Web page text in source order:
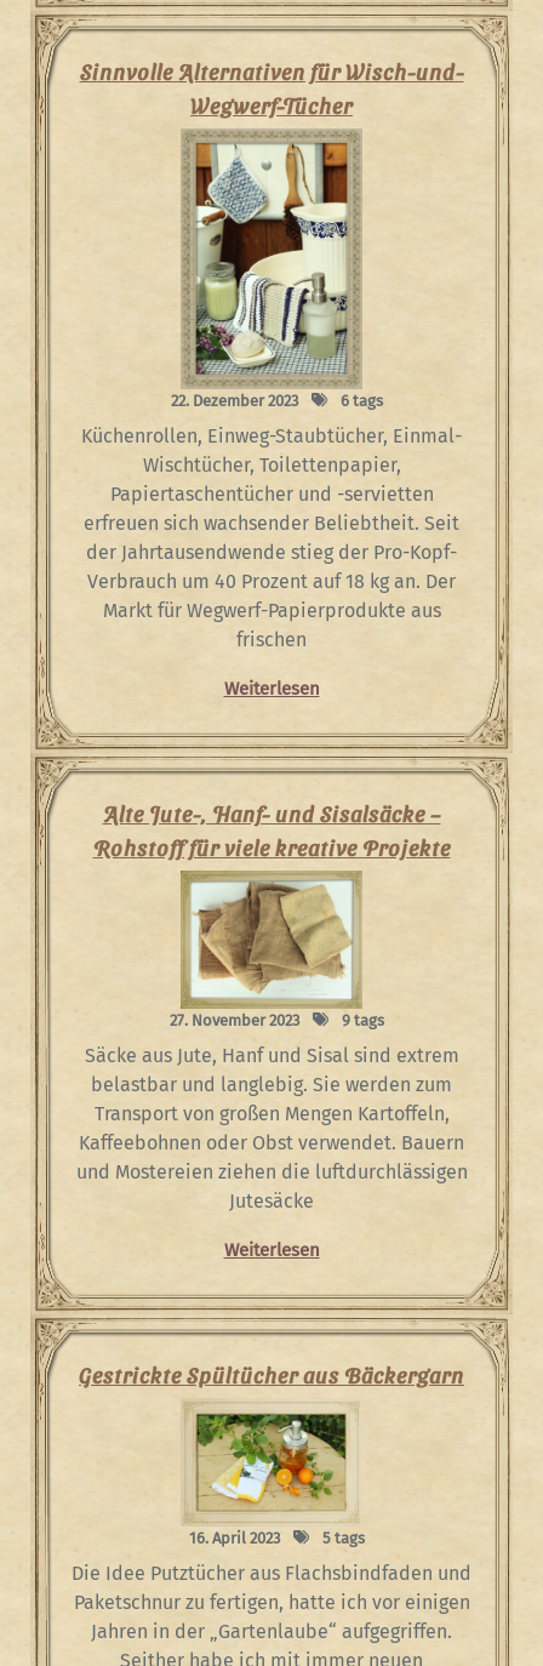
Sinnvolle Alternativen für Wisch-und-
Wegwerf-Tücher
22. Dezember 2023 6 tags
Küchenrollen, Einweg-Staubtücher, Einmal-
Wischtücher, Toilettenpapier,
Papiertaschentücher und -servietten
erfreuen sich wachsender Beliebtheit. Seit
der Jahrtausendwende stieg der Pro-Kopf-
Verbrauch um 40 Prozent auf 18 kg an. Der
Markt für Wegwerf-Papierprodukte aus
frischen
Weiterlesen
Alte Jute-, Hanf- und Sisalsäcke –
Rohstoff für viele kreative Projekte
27. November 2023 9 tags
Säcke aus Jute, Hanf und Sisal sind extrem
belastbar und langlebig. Sie werden zum
Transport von großen Mengen Kartoffeln,
Kaffeebohnen oder Obst verwendet. Bauern
und Mostereien ziehen die luftdurchlässigen
Jutesäcke
Weiterlesen
Gestrickte Spültücher aus Bäckergarn
16. April 2023 5 tags
Die Idee Putztücher aus Flachsbindfaden und
Paketschnur zu fertigen, hatte ich vor einigen
Jahren in der „Gartenlaube“ aufgegriffen.
Seither habe ich mit immer neuen